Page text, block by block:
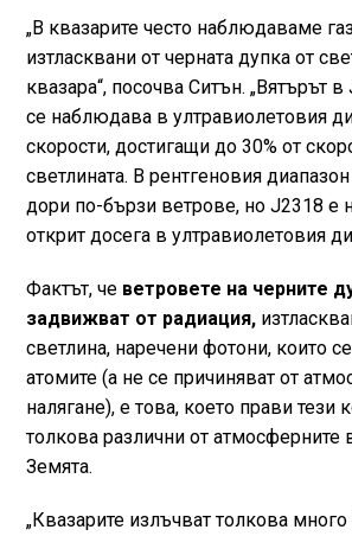
„В квазарите често наблюдаваме
изтласквани от черната дупка от
квазара“, посочва Ситън. „Вятърът
се наблюдава в ултравиолетовия
скорости, достигащи до 30% от
светлината. В рентгеновия
дори по-бързи ветрове, но J2318 е
открит досега в ултравиолетовия
Фактът, че ветровете на черните
задвижват от радиация,
светлина, наречени фотони, които
атомите (а не се причиняват от
налягане), е това, което прави тези
толкова различни от атмосферните
Земята.
„Квазарите излъчват толкова